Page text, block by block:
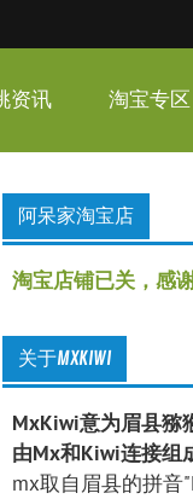
资讯 淘宝专区
阿呆家淘宝店
淘宝店铺已关，感
关于MXKIWI
MxKiwi意为眉县猕
由Mx和Kiwi连接组
mx取自眉县的拼音